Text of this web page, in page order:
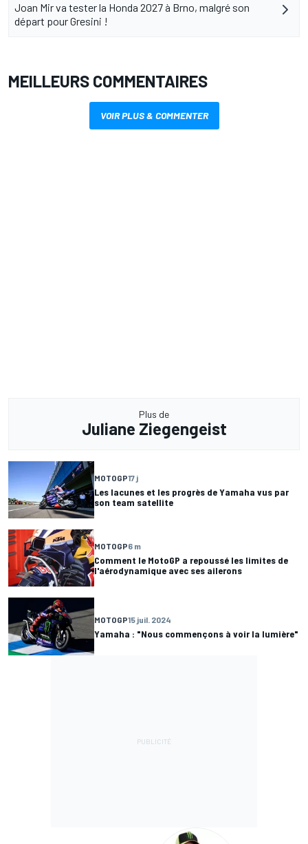
Joan Mir va tester la Honda 2027 à Brno, malgré son
départ pour Gresini !
MEILLEURS COMMENTAIRES
VOIR PLUS & COMMENTER
Plus de
Juliane Ziegengeist
MOTOGP17 j
Les lacunes et les progrès de Yamaha vus par
son team satellite
MOTOGP6 m
Comment le MotoGP a repoussé les limites de
l'aérodynamique avec ses ailerons
MOTOGP15 juil. 2024
Yamaha : "Nous commençons à voir la lumière"